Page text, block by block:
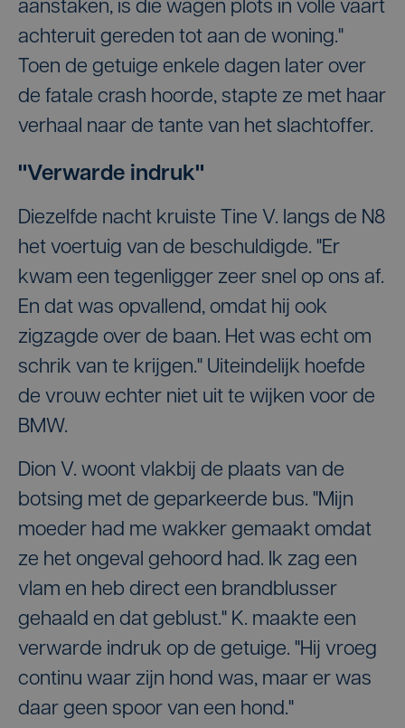
aanstaken, is die wagen plots in volle vaart
achteruit gereden tot aan de woning."
Toen de getuige enkele dagen later over
de fatale crash hoorde, stapte ze met haar
verhaal naar de tante van het slachtoffer.
"Verwarde indruk"
Diezelfde nacht kruiste Tine V. langs de N8
het voertuig van de beschuldigde. "Er
kwam een tegenligger zeer snel op ons af.
En dat was opvallend, omdat hij ook
zigzagde over de baan. Het was echt om
schrik van te krijgen." Uiteindelijk hoefde
de vrouw echter niet uit te wijken voor de
BMW.
Dion V. woont vlakbij de plaats van de
botsing met de geparkeerde bus. "Mijn
moeder had me wakker gemaakt omdat
ze het ongeval gehoord had. Ik zag een
vlam en heb direct een brandblusser
gehaald en dat geblust." K. maakte een
verwarde indruk op de getuige. "Hij vroeg
continu waar zijn hond was, maar er was
daar geen spoor van een hond."